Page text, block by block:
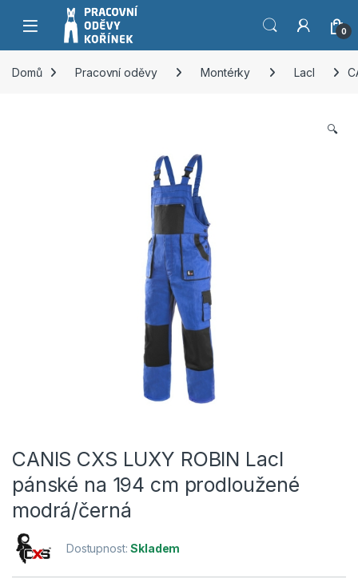
Přeskočit na navigaci
Přeskočit na obsah
0
Domů Pracovní oděvy Montérky Lacl
🔍
CANIS CXS LUXY ROBIN Lacl
pánské na 194 cm prodloužené
modrá/černá
Dostupnost:Skladem